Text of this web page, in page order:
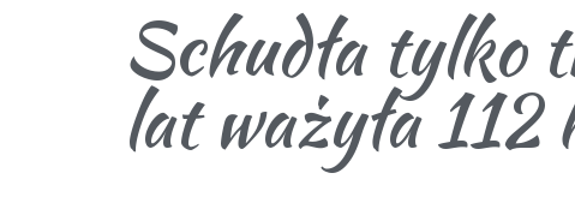
Schudła tylko
lat ważyła 112